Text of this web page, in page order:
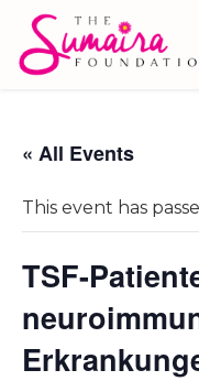
« All Events
This event has
TSF-